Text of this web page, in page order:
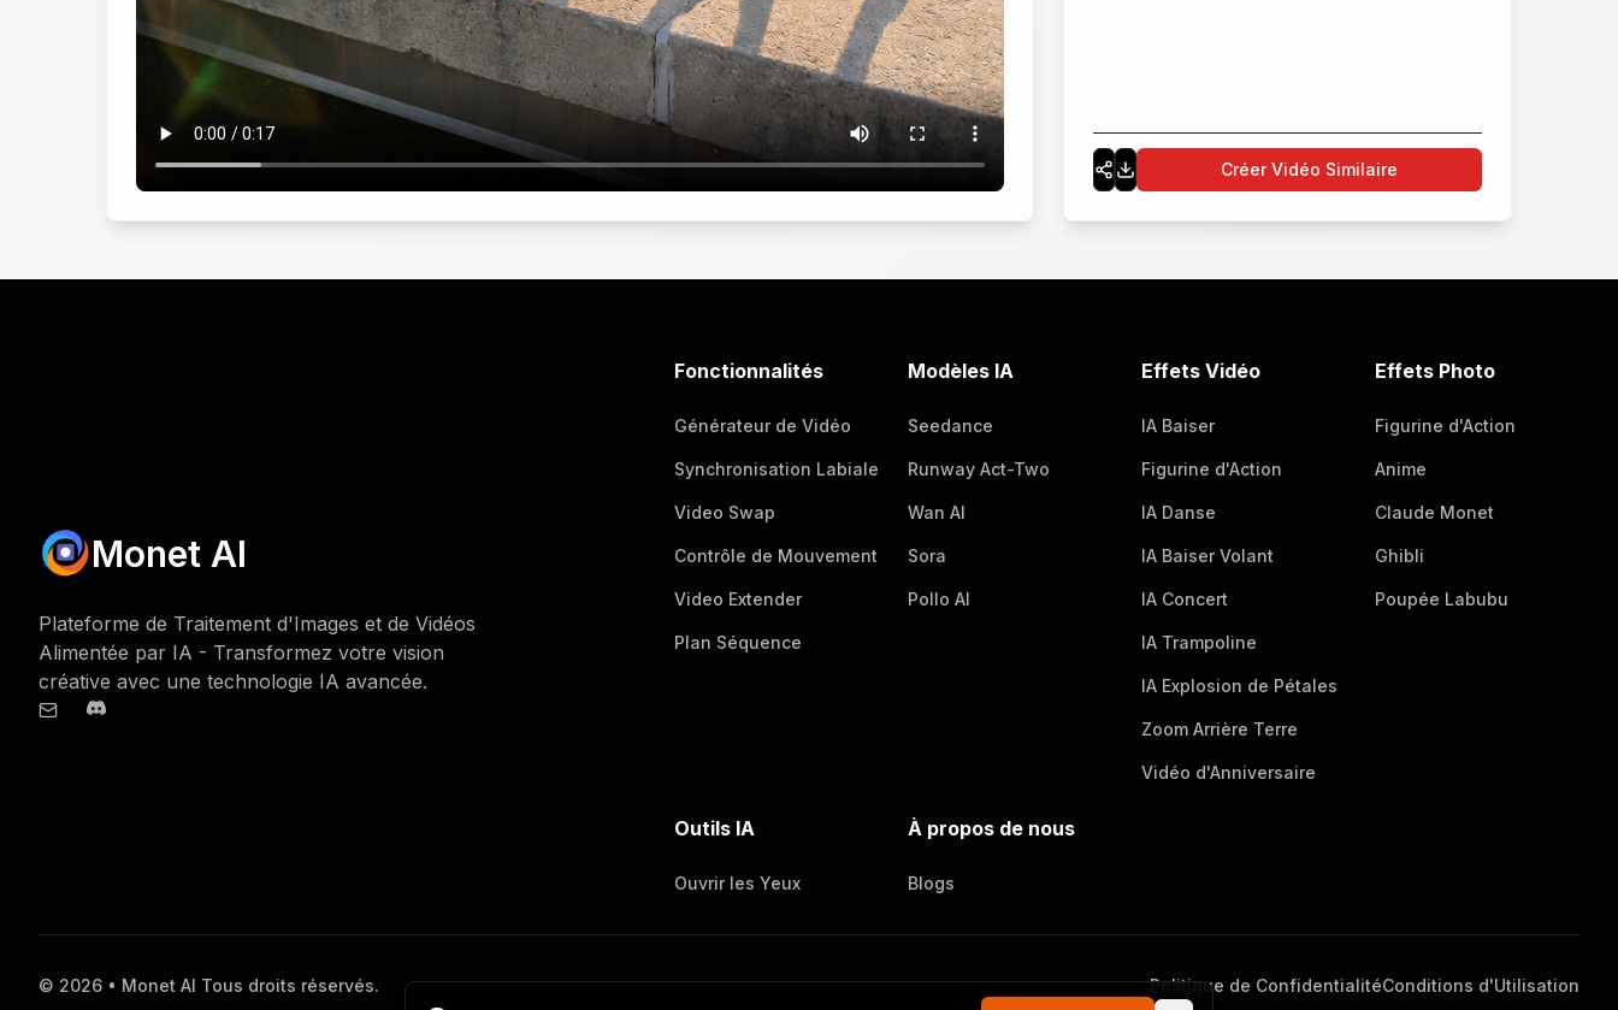
Créer Vidéo Similaire
Monet AI
Plateforme de Traitement d'Images et de Vidéos
Alimentée par IA - Transformez votre vision
créative avec une technologie IA avancée.
Fonctionnalités
Générateur de Vidéo
Synchronisation Labiale
Video Swap
Contrôle de Mouvement
Video Extender
Plan Séquence
Modèles IA
Seedance
Runway Act-Two
Wan AI
Sora
Pollo AI
Effets Vidéo
IA Baiser
Figurine d'Action
IA Danse
IA Baiser Volant
IA Concert
IA Trampoline
IA Explosion de Pétales
Zoom Arrière Terre
Vidéo d'Anniversaire
Effets Photo
Figurine d'Action
Anime
Claude Monet
Ghibli
Poupée Labubu
Outils IA
Ouvrir les Yeux
À propos de nous
Blogs
© 2026 • Monet AI Tous droits réservés. Politique de ConfidentialitéConditions d'Utilisation